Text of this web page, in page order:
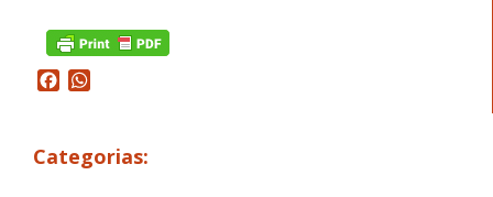
Facebook
Categorias: